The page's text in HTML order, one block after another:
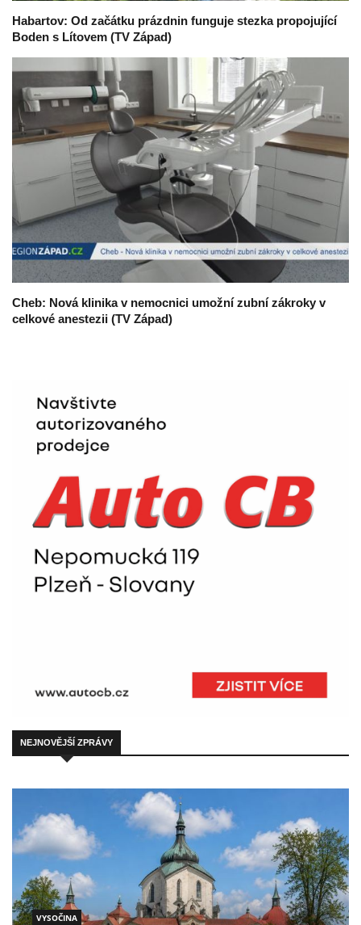
Habartov: Od začátku prázdnin funguje stezka propojující
Boden s Lítovem (TV Západ)
Cheb: Nová klinika v nemocnici umožní zubní zákroky v
celkové anestezii (TV Západ)
NEJNOVĚJŠÍ ZPRÁVY
VYSOČINA